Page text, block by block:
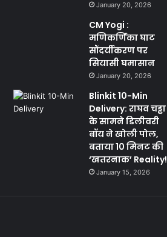
January 20, 2026
CM Yogi :
मणिकर्णिका घाट
सौंदर्यीकरण पर
सियासी घमासान
January 20, 2026
Blinkit 10-Min
Delivery: राघव चड्ढा
के सामने डिलीवरी
बॉय ने खोली पोल,
बताया 10 मिनट की
‘खतरनाक’ Reality!
January 15, 2026